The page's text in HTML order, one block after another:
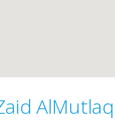
Zaid AlMutlaq